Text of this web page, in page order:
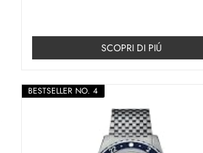
SCOPRI DI PIÚ
BESTSELLER NO. 4